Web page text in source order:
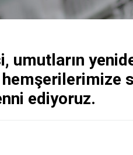
umutların
hemşerilerimize
ediyoruz.